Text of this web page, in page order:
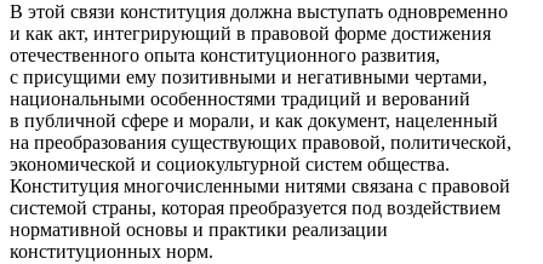
В этой связи конституция должна выступать одновременно
и как акт, интегрирующий в правовой форме достижения
отечественного опыта конституционного развития,
с присущими ему позитивными и негативными чертами,
национальными особенностями традиций и верований
в публичной сфере и морали, и как документ, нацеленный
на преобразования существующих правовой, политической,
экономической и социокультурной систем общества.
Конституция многочисленными нитями связана с правовой
системой страны, которая преобразуется под воздействием
нормативной основы и практики реализации
конституционных норм.